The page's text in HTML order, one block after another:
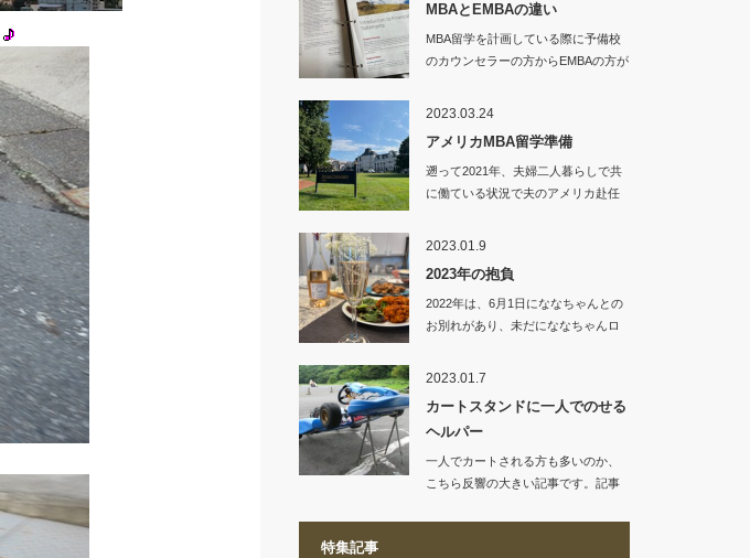
MBAとEMBAの違い
MBA留学を計画している際に予備校
のカウンセラーの方からEMBAの方が
2023.03.24
アメリカMBA留学準備
遡って2021年、夫婦二人暮らしで共
に働ている状況で夫のアメリカ赴任
2023.01.9
2023年の抱負
2022年は、6月1日にななちゃんとの
お別れがあり、未だにななちゃんロ
2023.01.7
カートスタンドに一人でのせる
ヘルパー
一人でカートされる方も多いのか、
こちら反響の大きい記事です。記事
特集記事